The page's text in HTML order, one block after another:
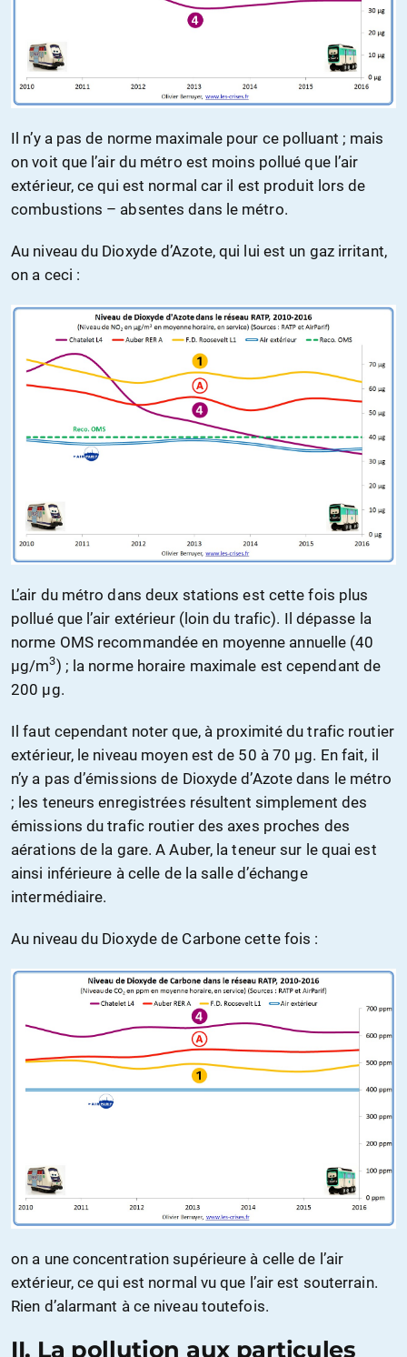
Il n’y a pas de norme maximale pour ce polluant ; mais
on voit que l’air du métro est moins pollué que l’air
extérieur, ce qui est normal car il est produit lors de
combustions – absentes dans le métro.
Au niveau du Dioxyde d’Azote, qui lui est un gaz irritant,
on a ceci :
L’air du métro dans deux stations est cette fois plus
pollué que l’air extérieur (loin du trafic). Il dépasse la
norme OMS recommandée en moyenne annuelle (40
µg/m3) ; la norme horaire maximale est cependant de
200 µg.
Il faut cependant noter que, à proximité du trafic routier
extérieur, le niveau moyen est de 50 à 70 µg. En fait, il
n’y a pas d’émissions de Dioxyde d’Azote dans le métro
; les teneurs enregistrées résultent simplement des
émissions du trafic routier des axes proches des
aérations de la gare. A Auber, la teneur sur le quai est
ainsi inférieure à celle de la salle d’échange
intermédiaire.
Au niveau du Dioxyde de Carbone cette fois :
on a une concentration supérieure à celle de l’air
extérieur, ce qui est normal vu que l’air est souterrain.
Rien d’alarmant à ce niveau toutefois.
II. La pollution aux particules